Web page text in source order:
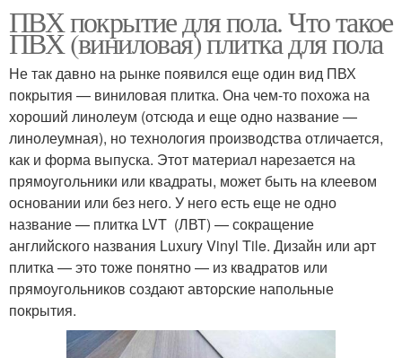
ПВХ покрытие для пола. Что такое
ПВХ (виниловая) плитка для пола
Не так давно на рынке появился еще один вид ПВХ
покрытия — виниловая плитка. Она чем-то похожа на
хороший линолеум (отсюда и еще одно название —
линолеумная), но технология производства отличается,
как и форма выпуска. Этот материал нарезается на
прямоугольники или квадраты, может быть на клеевом
основании или без него. У него есть еще не одно
название — плитка LVT (ЛВТ) — сокращение
английского названия Luxury Vinyl Tile. Дизайн или арт
плитка — это тоже понятно — из квадратов или
прямоугольников создают авторские напольные
покрытия.